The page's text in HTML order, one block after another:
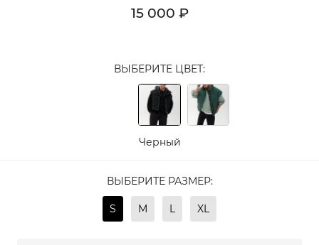
15 000 ₽
ВЫБЕРИТЕ ЦВЕТ:
Черный
ВЫБЕРИТЕ РАЗМЕР:
S M L XL